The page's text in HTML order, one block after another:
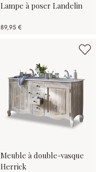
Lampe à poser Landelin
89,95 €
Meuble à double-vasque
Herrick